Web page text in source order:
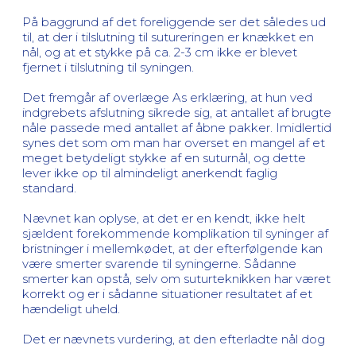
På baggrund af det foreliggende ser det således ud
til, at der i tilslutning til sutureringen er knækket en
nål, og at et stykke på ca. 2-3 cm ikke er blevet
fjernet i tilslutning til syningen.
Det fremgår af overlæge As erklæring, at hun ved
indgrebets afslutning sikrede sig, at antallet af brugte
nåle passede med antallet af åbne pakker. Imidlertid
synes det som om man har overset en mangel af et
meget betydeligt stykke af en suturnål, og dette
lever ikke op til almindeligt anerkendt faglig
standard.
Nævnet kan oplyse, at det er en kendt, ikke helt
sjældent forekommende komplikation til syninger af
bristninger i mellemkødet, at der efterfølgende kan
være smerter svarende til syningerne. Sådanne
smerter kan opstå, selv om suturteknikken har været
korrekt og er i sådanne situationer resultatet af et
hændeligt uheld.
Det er nævnets vurdering, at den efterladte nål dog